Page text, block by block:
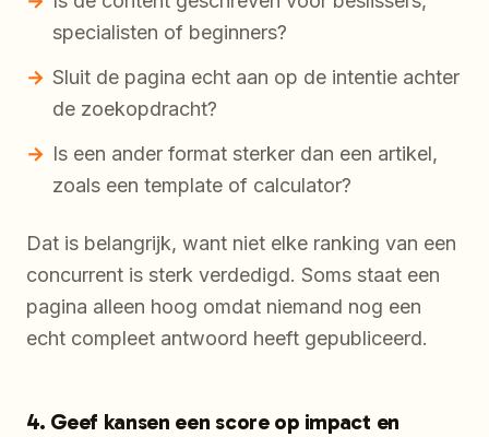
specialisten of beginners?
Sluit de pagina echt aan op de intentie achter
de zoekopdracht?
Is een ander format sterker dan een artikel,
zoals een template of calculator?
Dat is belangrijk, want niet elke ranking van een
concurrent is sterk verdedigd. Soms staat een
pagina alleen hoog omdat niemand nog een
echt compleet antwoord heeft gepubliceerd.
4. Geef kansen een score op impact en